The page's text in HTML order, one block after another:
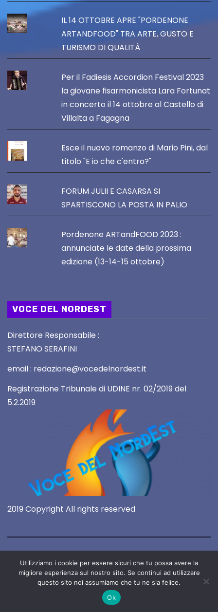
IL 14 OTTOBRE APRE "PORDENONE
ARTANDFOOD" TRA ARTE, GUSTO E
TURISMO DI QUALITÀ
Per il Fadiesis Accordion Festival 2023
la giovane fisarmonicista Lara Fortunat
in concerto il 14 ottobre al Castello di
Villalta a Fagagna
Esce il nuovo romanzo di Mario Pini, dal
titolo "E io che c'entro?"
FORUM JULII E CASARSA SI
SPARTISCONO LA POSTA IN PALIO
Pordenone ARTandFOOD 2023 :
annunciate le date della prossima
edizione (13-14-15 ottobre)
VOCE DEL NORDEST
Direttore Responsabile :
STEFANO SERAFINI
email : redazione@vocedelnordest.it
Registrazione Tribunale di UDINE nr. 02/2019 del
5.2.2019
2019 Copyright All rights reserved
Utilizziamo i cookie per essere sicuri che tu possa avere la
migliore esperienza sul nostro sito. Se continui ad utilizzare
questo sito noi assumiamo che tu ne sia felice.
Ok